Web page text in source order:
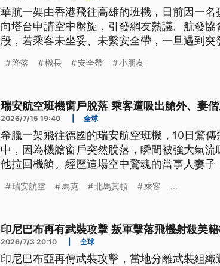
華航一架由香港飛往高雄的班機，日前因一
向塔台申請空中盤旋，引發網友熱議。航發
段，若乘客未坐妥、未繫安全帶，一旦遇到
降落 機長 安全帶 小朋友
瑞安航空班機窗戶脫落 乘客遭吸出艙外、妻
2026/7/15 19:40 全球
希臘一架飛往德國的瑞安航空班機，10日驚
中，因為機艙窗戶突然脫落，瞬間被強大氣
他拉回機艙。經歷這場空中驚魂的當事人妻子
瑞安航空 馬克 北馬其頓 乘客 ...
印尼巴布再有武裝攻擊 叛軍擊落飛機射殺美
2026/7/3 20:10 全球
印尼巴布亞再傳武裝攻擊，當地分離武裝組